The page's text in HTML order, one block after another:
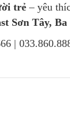
trẻ – yêu
Sơn Tây,
|